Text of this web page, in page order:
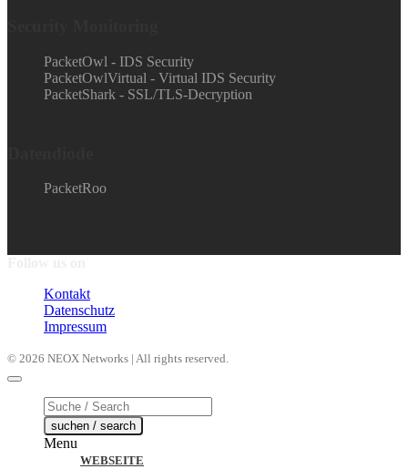
PacketOwl - IDS Security
PacketOwlVirtual - Virtual IDS Security
PacketShark - SSL/TLS-Decryption
PacketRoo
Kontakt
Datenschutz
Impressum
© 2026 NEOX Networks | All rights reserved.
Products
search
suchen / search
Menu
WEBSEITE